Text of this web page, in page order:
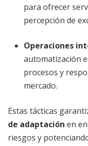
para ofrecer
percepción de
Operaciones
automatización
procesos y
mercado.
Estas tácticas
de adaptación en
riesgos y